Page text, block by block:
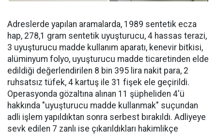
Adreslerde yapılan aramalarda, 1989 sentetik ecza
hap, 278,1 gram sentetik uyuşturucu, 4 hassas terazi,
3 uyuşturucu madde kullanım aparatı, kenevir bitkisi,
alüminyum folyo, uyuşturucu madde ticaretinden elde
edildiği değerlendirilen 8 bin 395 lira nakit para, 2
ruhsatsız tüfek, 4 kartuş ile 31 fişek ele geçirildi.
Operasyonda gözaltına alınan 11 şüpheliden 4'ü
hakkında "uyuşturucu madde kullanmak" suçundan
adli işlem yapıldıktan sonra serbest bırakıldı. Adliyeye
sevk edilen 7 zanlı ise çıkarıldıkları hakimlikçe